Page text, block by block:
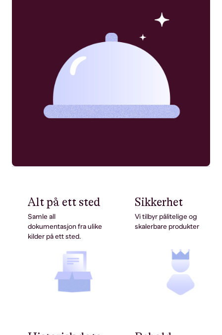
Alt på ett sted
Samle all
dokumentasjon fra ulike
kilder på ett sted.
Sikkerhet
Vi tilbyr pålitelige og
skalerbare produkter